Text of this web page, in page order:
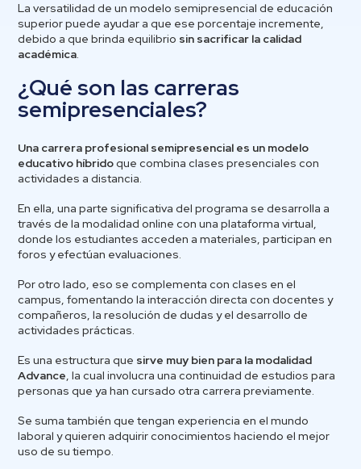
La versatilidad de un modelo semipresencial de educación
superior puede ayudar a que ese porcentaje incremente,
debido a que brinda equilibrio sin sacrificar la calidad
académica.
¿Qué son las carreras
semipresenciales?
Una carrera profesional semipresencial es un modelo
educativo híbridoque combina clases presenciales con
actividades a distancia.
En ella, una parte significativa del programa se desarrolla a
través de la modalidad online con una plataforma virtual,
donde los estudiantes acceden a materiales, participan en
foros y efectúan evaluaciones.
Por otro lado, eso se complementa con clases en el
campus, fomentando la interacción directa con docentes y
compañeros, la resolución de dudas y el desarrollo de
actividades prácticas.
Es una estructura que sirve muy bien para la modalidad
Advance, la cual involucra una continuidad de estudios para
personas que ya han cursado otra carrera previamente.
Se suma también que tengan experiencia en el mundo
laboral y quieren adquirir conocimientos haciendo el mejor
uso de su tiempo.